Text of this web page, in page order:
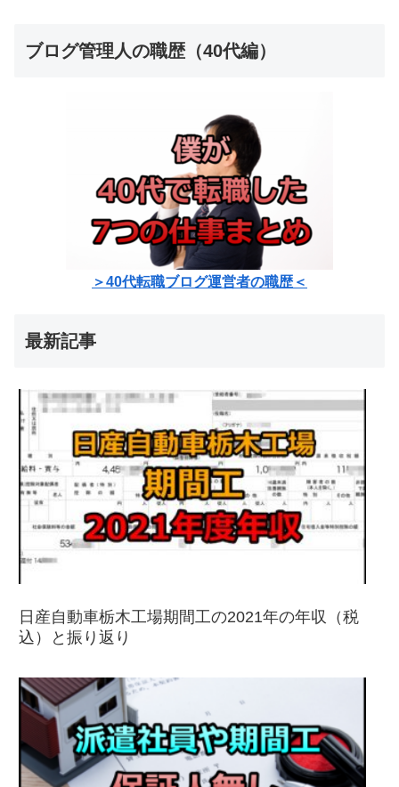
ブログ管理人の職歴（40代編）
＞40代転職ブログ運営者の職歴＜
最新記事
日産自動車栃木工場期間工の2021年の年収（税
込）と振り返り